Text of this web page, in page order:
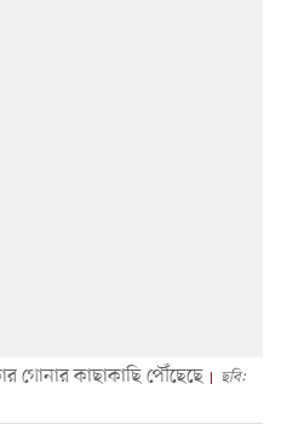
গোনার কাছাকাছি পৌঁছেছে
ছবি: